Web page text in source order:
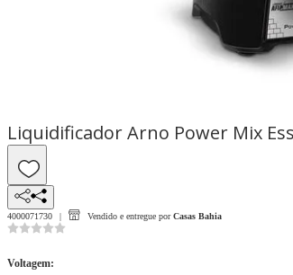
Liquidificador Arno Power Mix
4000071730 Vendido e entregue por Casas Bahia
Voltagem: